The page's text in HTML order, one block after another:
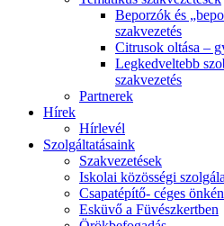
Beporzók és
szakvezetés
Citrusok oltása –
Legkedveltebb
szakvezetés
Partnerek
Hírek
Hírlevél
Szolgáltatásaink
Szakvezetések
Iskolai közösségi
Csapatépítő- céges
Esküvő a Füvészkertben